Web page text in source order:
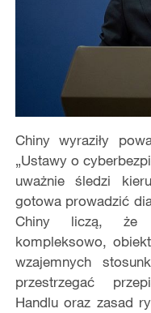
Chiny wyraziły
„Ustawy o
uważnie śledzi
gotowa prowadzić
Chiny liczą, że
kompleksowo,
wzajemnych
przestrzegać
Handlu oraz zasad